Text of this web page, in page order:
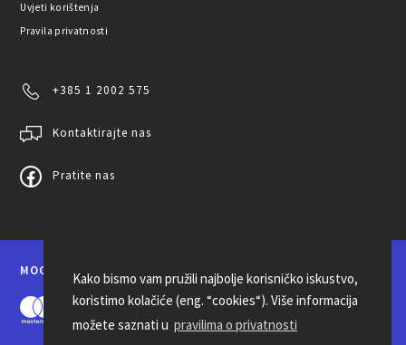
Kako bismo vam pružili najbolje korisničko iskustvo,
koristimo kolačiće (eng. “cookies“). Više informacija
možete saznati u pravilima o privatnosti
Uvjeti korištenja
Pravila privatnosti
+385 1 2002 575
Kontaktirajte nas
Pratite nas
MOGUĆNOSTI PLAĆANJA